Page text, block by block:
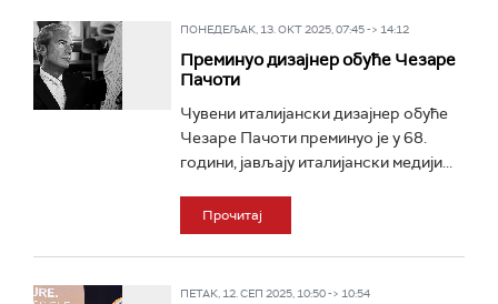
ПОНЕДЕЉАК, 13. ОКТ 2025, 07:45 -> 14:12
Преминуо дизајнер обуће Чезаре
Пачоти
Чувени италијански дизајнер обуће
Чезаре Пачоти преминуо је у 68.
години, јављају италијански медији...
Прочитај
ПЕТАК, 12. СЕП 2025, 10:50 -> 10:54